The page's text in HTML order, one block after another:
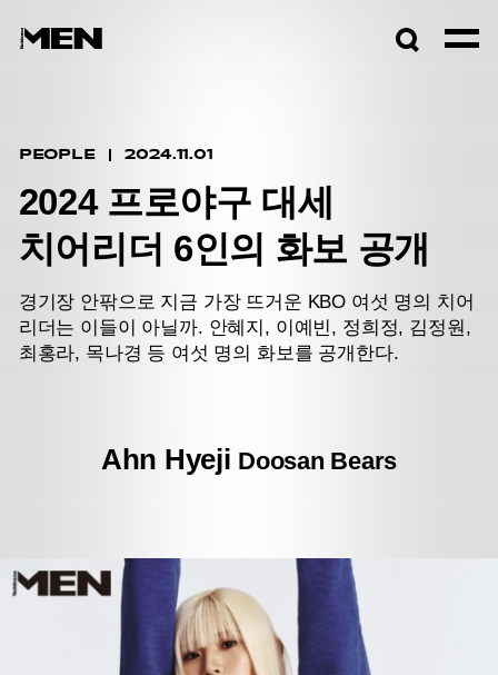
PEOPLE 2024.11.01
2024 프로야구 대세
치어리더 6인의 화보 공개
경기장 안팎으로 지금 가장 뜨거운 KBO 여섯 명의 치어
리더는 이들이 아닐까. 안혜지, 이예빈, 정희정, 김정원,
최홍라, 목나경 등 여섯 명의 화보를 공개한다.
Ahn Hyeji Doosan Bears